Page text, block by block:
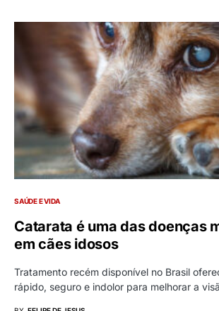
SAÚDE E VIDA
Catarata é uma das doenças
em cães idosos
Tratamento recém disponível no Brasil
rápido, seguro e indolor para melhorar a